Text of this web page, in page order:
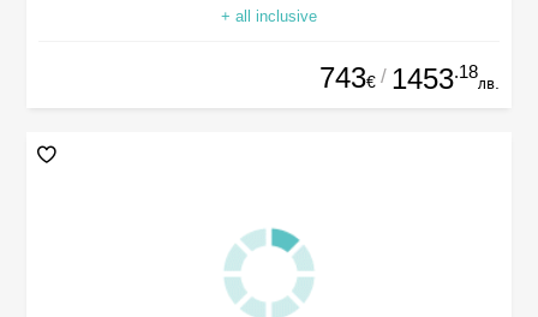
+ all inclusive
743€ / 1453.18
лв.